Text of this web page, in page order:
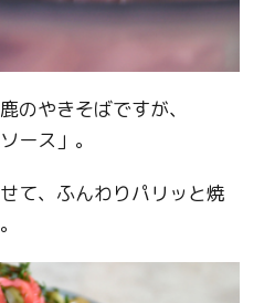
のやきそばですが、
ース」。
て、ふんわりパリッと焼